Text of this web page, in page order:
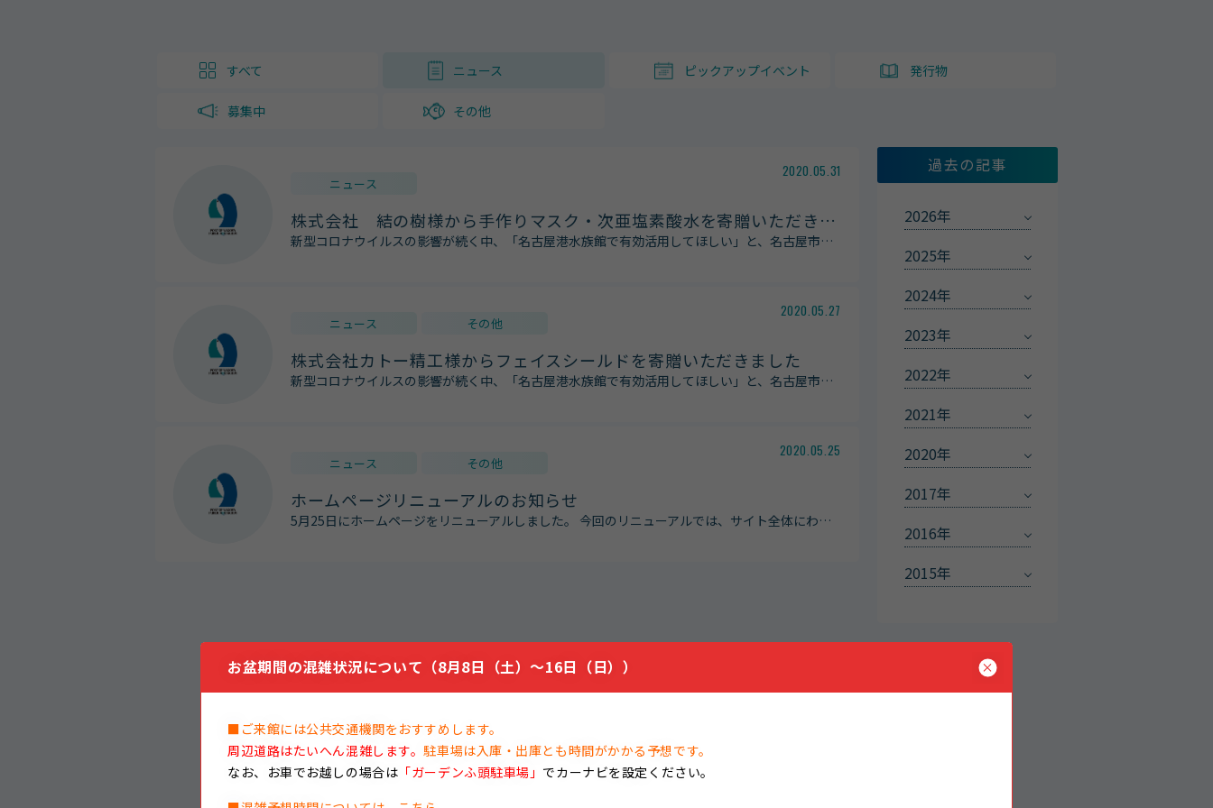
すべて ニュース ピックアップイベント 発行物
募集中 その他
2020.05.31
ニュース
株式会社 結の樹様から手作りマスク・次亜塩素酸水を寄贈いただき…
新型コロナウイルスの影響が続く中、「名古屋港水族館で有効活用してほしい」と、名古屋市…
2020.05.27
ニュース その他
株式会社カトー精工様からフェイスシールドを寄贈いただきました
新型コロナウイルスの影響が続く中、「名古屋港水族館で有効活用してほしい」と、名古屋市…
2020.05.25
ニュース その他
ホームページリニューアルのお知らせ
5月25日にホームページをリニューアルしました。 今回のリニューアルでは、サイト全体にわ…
過去の記事
2026年
2025年
2024年
2023年
2022年
2021年
2020年
2017年
2016年
2015年
お盆期間の混雑状況について（8月8日（土）～16日（日））
■ご来館には公共交通機関をおすすめします。
周辺道路はたいへん混雑します。駐車場は入庫・出庫とも時間がかかる予想です。
なお、
お車でお越しの場合は 「ガーデンふ頭駐車場」 でカーナビを設定ください。